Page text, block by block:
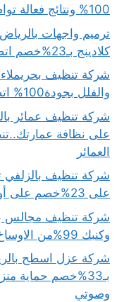
100% ونتائج فعالة تواصل الان
كلادينج بـ23%خصم اتصل الان
شركة تنظيف
والفلل بجودة100% اتصل بنا
على نظافة
العمائر
شركة تنظيف
على 23%خصم على أول طلب تنظيف بالزلفي
وكنبك 99%من الاوساخ اتصل الان
شركة عزل اسطح
بـ33%خصم حماية
وصوتي